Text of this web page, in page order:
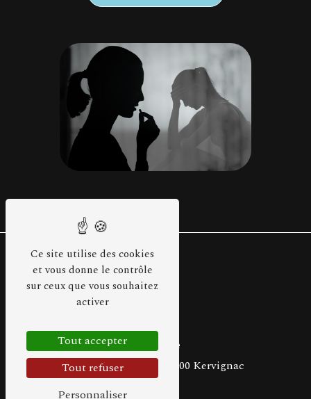
Adresse
17 rue de la Mairie 56700 Kervignac
Ce site utilise des cookies
et vous donne le contrôle
sur ceux que vous souhaitez
activer
Tout accepter
Tout refuser
Personnaliser